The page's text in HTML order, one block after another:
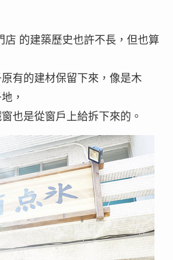
店 的建築歷史也許不長，但也算
有的建材保留下來，像是木
，
也是從窗戶上給拆下來的。